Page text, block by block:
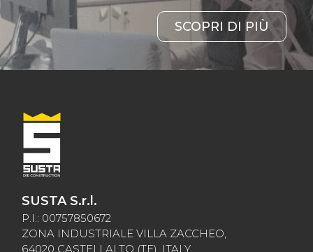
SCOPRI DI PIÙ
SUSTA S.r.l.
P.I.: 00757850672
ZONA INDUSTRIALE VILLA ZACCHEO,
64020 CASTELLALTO (TE), ITALY